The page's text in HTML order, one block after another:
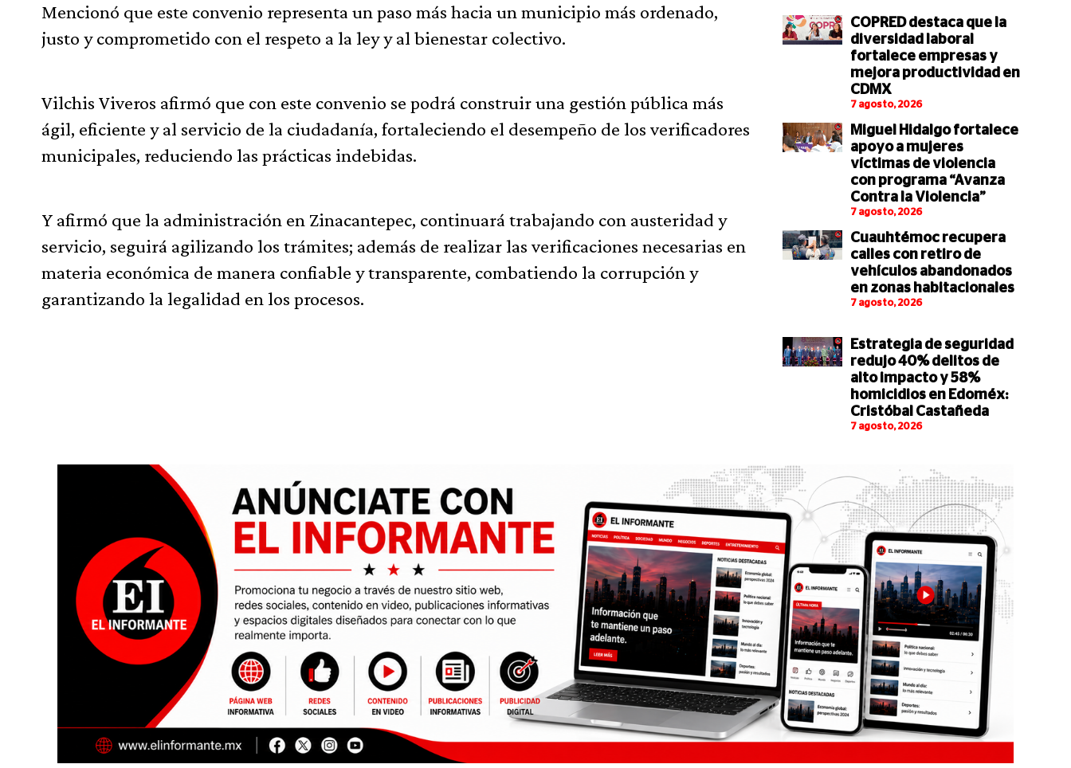
Mencionó que este convenio representa un paso más hacia un municipio más ordenado,
justo y comprometido con el respeto a la ley y al bienestar colectivo.
Vilchis Viveros afirmó que con este convenio se podrá construir una gestión pública más
ágil, eficiente y al servicio de la ciudadanía, fortaleciendo el desempeño de los verificadores
municipales, reduciendo las prácticas indebidas.
Y afirmó que la administración en Zinacantepec, continuará trabajando con austeridad y
servicio, seguirá agilizando los trámites; además de realizar las verificaciones necesarias en
materia económica de manera confiable y transparente, combatiendo la corrupción y
garantizando la legalidad en los procesos.
COPRED destaca que la
diversidad laboral
fortalece empresas y
mejora productividad en
CDMX
7 agosto, 2026
Miguel Hidalgo fortalece
apoyo a mujeres
víctimas de violencia
con programa “Avanza
Contra la Violencia”
7 agosto, 2026
Cuauhtémoc recupera
calles con retiro de
vehículos abandonados
en zonas habitacionales
7 agosto, 2026
Estrategia de seguridad
redujo 40% delitos de
alto impacto y 58%
homicidios en Edoméx:
Cristóbal Castañeda
7 agosto, 2026